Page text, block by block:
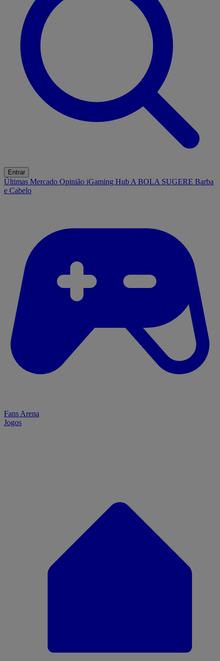
Entrar
Últimas Mercado Opinião iGaming Hub A BOLA SUGERE Barba
e Cabelo
Fans Arena
Jogos